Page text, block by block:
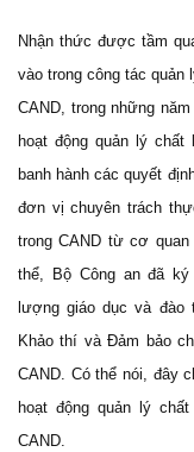
Nhận thức được tầm
vào trong công tác
CAND, trong những
hoạt động quản lý
banh hành các quyết
đơn vị chuyên trách
trong CAND từ cơ
thể, Bộ Công an đã ký
lượng giáo dục và đào
Khảo thí và Đảm bảo
CAND. Có thể nói, đây
hoạt động quản lý
CAND.